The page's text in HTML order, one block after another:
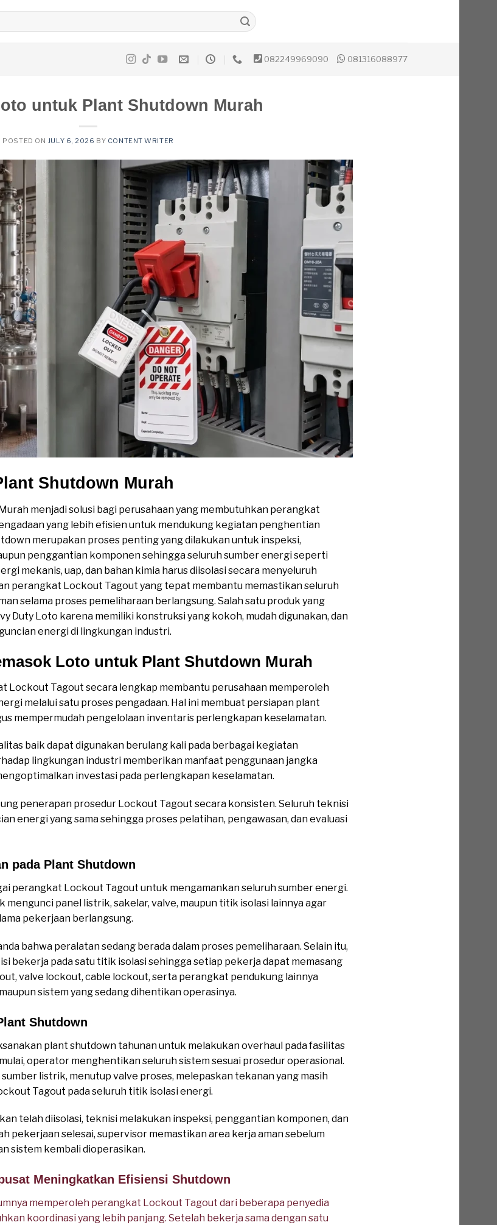
082249969090 081316088977
untuk Plant Shutdown Murah
POSTED ON JULY 6, 2026 BY CONTENT WRITER
Shutdown Murah
menjadi solusi bagi perusahaan yang membutuhkan perangkat
yang lebih efisien untuk mendukung kegiatan penghentian
merupakan proses penting yang dilakukan untuk inspeksi,
penggantian komponen sehingga seluruh sumber energi seperti
mekanis, uap, dan bahan kimia harus diisolasi secara menyeluruh
perangkat Lockout Tagout yang tepat membantu memastikan seluruh
selama proses pemeliharaan berlangsung. Salah satu produk yang
Duty Loto karena memiliki konstruksi yang kokoh, mudah digunakan, dan
energi di lingkungan industri.
Loto untuk Plant Shutdown Murah
Lockout Tagout secara lengkap membantu perusahaan memperoleh
melalui satu proses pengadaan. Hal ini membuat persiapan plant
mempermudah pengelolaan inventaris perlengkapan keselamatan.
baik dapat digunakan berulang kali pada berbagai kegiatan
lingkungan industri memberikan manfaat penggunaan jangka
investasi pada perlengkapan keselamatan.
penerapan prosedur Lockout Tagout secara konsisten. Seluruh teknisi
energi yang sama sehingga proses pelatihan, pengawasan, dan evaluasi
pada Plant Shutdown
perangkat Lockout Tagout untuk mengamankan seluruh sumber energi.
panel listrik, sakelar, valve, maupun titik isolasi lainnya agar
pekerjaan berlangsung.
bahwa peralatan sedang berada dalam proses pemeliharaan. Selain itu,
bekerja pada satu titik isolasi sehingga setiap pekerja dapat memasang
valve lockout, cable lockout, serta perangkat pendukung lainnya
sistem yang sedang dihentikan operasinya.
Shutdown
plant shutdown tahunan untuk melakukan overhaul pada fasilitas
operator menghentikan seluruh sistem sesuai prosedur operasional.
listrik, menutup valve proses, melepaskan tekanan yang masih
Tagout pada seluruh titik isolasi energi.
telah diisolasi, teknisi melakukan inspeksi, penggantian komponen, dan
pekerjaan selesai, supervisor memastikan area kerja aman sebelum
sistem kembali dioperasikan.
Meningkatkan Efisiensi Shutdown
memperoleh perangkat Lockout Tagout dari beberapa penyedia
koordinasi yang lebih panjang. Setelah bekerja sama dengan satu